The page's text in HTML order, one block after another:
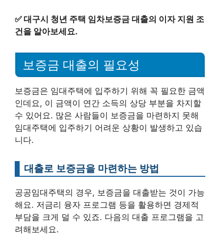
✅대구시 청년 주택 임차보증금 대출의 이자 지원 조
건을 알아보세요.
보증금 대출의 필요성
보증금은 임대주택에 입주하기 위해 꼭 필요한 금액
인데요, 이 금액이 연간 소득의 상당 부분을 차지할
수 있어요. 많은 사람들이 보증금을 마련하지 못해
임대주택에 입주하기 어려운 상황이 발생하고 있습
니다.
대출로 보증금을 마련하는 방법
공공임대주택의 경우, 보증금을 대출받는 것이 가능
해요. 저금리 융자 프로그램 등을 활용하면 경제적
부담을 크게 덜 수 있죠. 다음의 대출 프로그램을 고
려해보세요.